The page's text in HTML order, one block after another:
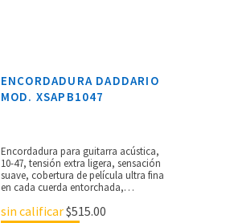
ENCORDADURA DADDARIO
MOD. XSAPB1047
Encordadura para guitarra acústica,
10-47, tensión extra ligera, sensación
suave, cobertura de película ultra fina
en cada cuerda entorchada,
aceros lisos, alto nivel de protección,
sin calificar$515.00